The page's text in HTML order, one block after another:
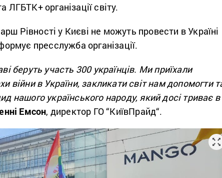
ЛГБТК+ організації світу.
Рівності у Києві не можуть провести в Україні
пресслужба організації.
беруть участь 300 українців. Ми приїхали
війни в України, закликати світ нам допомогти
нашого українського народу, який досі триває в
Емсон, директор ГО “КиївПрайд“.